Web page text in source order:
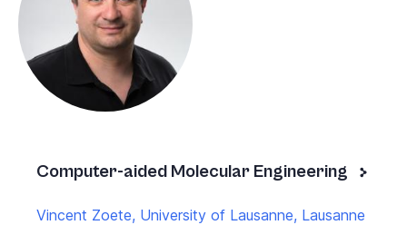
Computer-aided Molecular Engineering
Vincent Zoete, University of Lausanne, Lausanne